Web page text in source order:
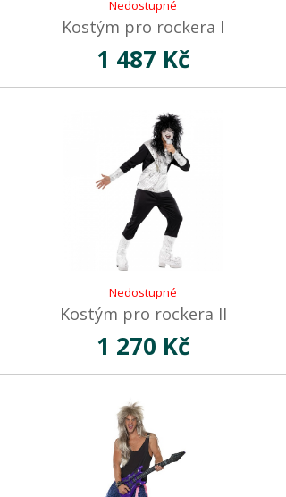
Nedostupné
Kostým pro rockera I
1 487 Kč
Nedostupné
Kostým pro rockera II
1 270 Kč